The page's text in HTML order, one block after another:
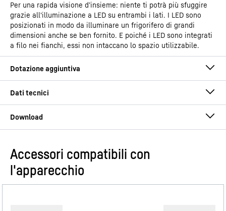
Per una rapida visione d’insieme: niente ti potrà più sfuggire
grazie all'illuminazione a LED su entrambi i lati. I LED sono
posizionati in modo da illuminare un frigorifero di grandi
dimensioni anche se ben fornito. E poiché i LED sono integrati
a filo nei fianchi, essi non intaccano lo spazio utilizzabile.
Gruppo di prodotti
Istruzioni per l’uso
Accessori compatibili con
l'apparecchio